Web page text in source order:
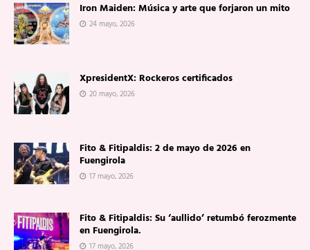
Iron Maiden: Música y arte que forjaron un mito
24 mayo, 2026
XpresidentX: Rockeros certificados
20 mayo, 2026
Fito & Fitipaldis: 2 de mayo de 2026 en
Fuengirola
17 mayo, 2026
Fito & Fitipaldis: Su ‘aullido’ retumbó ferozmente
en Fuengirola.
17 mayo, 2026